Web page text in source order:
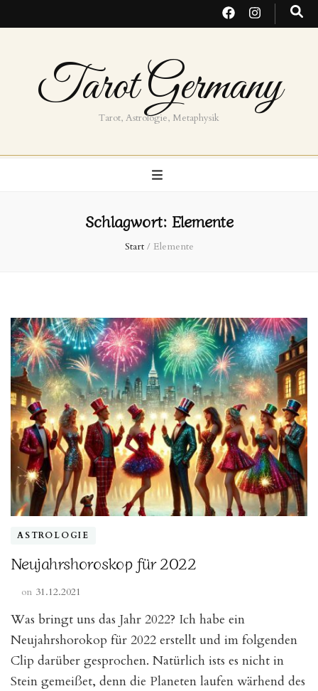
Tarot Germany
Tarot, Astrologie, Metaphysik
Schlagwort: Elemente
Start / Elemente
ASTROLOGIE
Neujahrshoroskop für 2022
on 31.12.2021
Was bringt uns das Jahr 2022? Ich habe ein
Neujahrshorokop für 2022 erstellt und im folgenden
Clip darüber gesprochen. Natürlich ists es nicht in
Stein gemeißet, denn die Planeten laufen wärhend des